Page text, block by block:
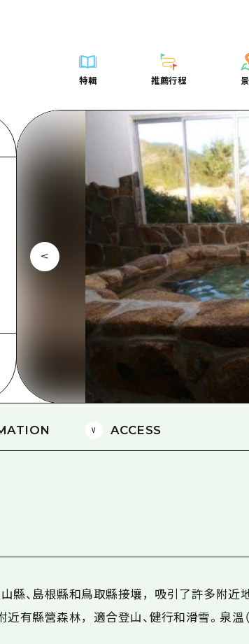
特輯
學習·體驗
標準
歷史·文化
治癒
自然
推薦行程
Dive! Hiroshima 官方向導
廣島市內
安芸
答對了
美北
宮島周邊
東山口
列
列表
存取
輔助流量摘要
設施擁堵
超值遊覽門票
行李寄存及運送服務
美食·酒水 世界遺產
歷史·文化
Dive! Hiroshima 官方向導
宮島周邊
東山口
藝北
宮島周邊
東山口
愛媛
島根
送服務
廣島免費 Wi-Fi
面向外國遊客的街角旅遊信息中心
ACCESS
縣、島根縣和鳥取縣接壤，吸引了許多附近
有縣營森林，適合登山、健行和滑雪。泉溫